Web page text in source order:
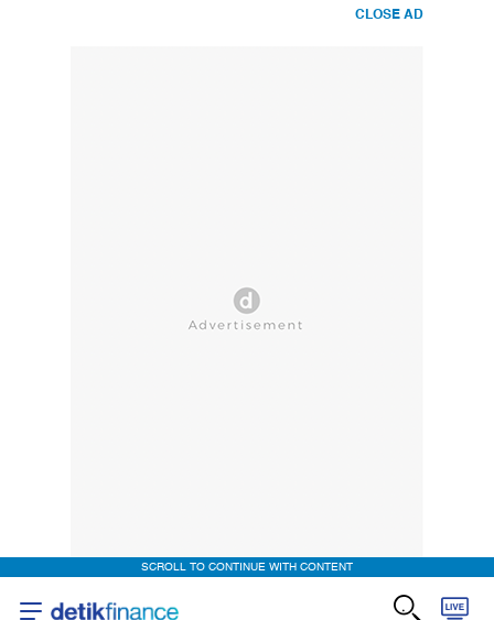
CLOSE AD
SCROLL TO CONTINUE WITH CONTENT